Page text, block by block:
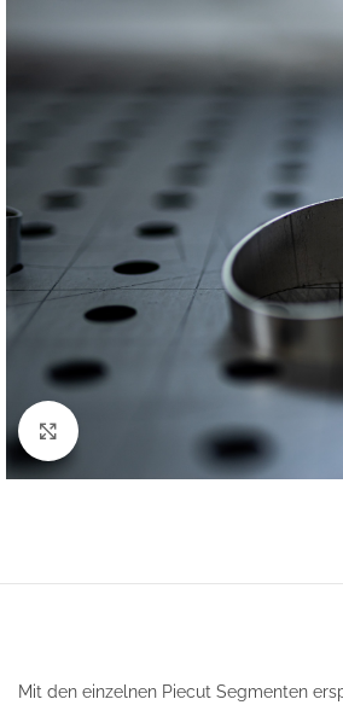
Klick zum Vergrößern
Mit den einzelnen Piecut Segmenten